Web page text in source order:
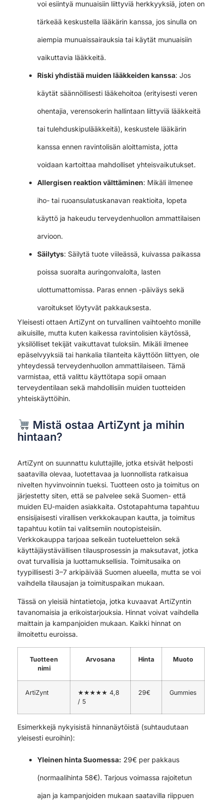
voi esiintyä munuaisiin liittyviä herkkyyksiä, joten on
tärkeää keskustella lääkärin kanssa, jos sinulla on
aiempia munuaissairauksia tai käytät munuaisiin
vaikuttavia lääkkeitä.
Riski yhdistää muiden lääkkeiden kanssa: Jos
käytät säännöllisesti lääkehoitoa (erityisesti veren
ohentajia, verensokerin hallintaan liittyviä lääkkeitä
tai tulehduskipulääkkeitä), keskustele lääkärin
kanssa ennen ravintolisän aloittamista, jotta
voidaan kartoittaa mahdolliset yhteisvaikutukset.
Allergisen reaktion välttäminen: Mikäli ilmenee
iho- tai ruoansulatuskanavan reaktioita, lopeta
käyttö ja hakeudu terveydenhuollon ammattilaisen
arvioon.
Säilytys: Säilytä tuote viileässä, kuivassa paikassa
poissa suoralta auringonvalolta, lasten
ulottumattomissa. Paras ennen -päiväys sekä
varoitukset löytyvät pakkauksesta.
Yleisesti ottaen ArtiZynt on turvallinen vaihtoehto monille
aikuisille, mutta kuten kaikessa ravintolisien käytössä,
yksilölliset tekijät vaikuttavat tuloksiin. Mikäli ilmenee
epäselvyyksiä tai hankalia tilanteita käyttöön liittyen, ole
yhteydessä terveydenhuollon ammattilaiseen. Tämä
varmistaa, että valittu käyttötapa sopii omaan
terveydentilaan sekä mahdollisiin muiden tuotteiden
yhteiskäyttöihin.
Mistä ostaa ArtiZynt ja mihin
hintaan?
ArtiZynt on suunnattu kuluttajille, jotka etsivät helposti
saatavilla olevaa, luotettavaa ja luonnollista ratkaisua
nivelten hyvinvoinnin tueksi. Tuotteen osto ja toimitus on
järjestetty siten, että se palvelee sekä Suomen- että
muiden EU-maiden asiakkaita. Ostotapahtuma tapahtuu
ensisijaisesti virallisen verkkokaupan kautta, ja toimitus
tapahtuu kotiin tai valitsemiin noutopisteisiin.
Verkkokauppa tarjoaa selkeän tuoteluettelon sekä
käyttäjäystävällisen tilausprosessin ja maksutavat, jotka
ovat turvallisia ja luottamuksellisia. Toimitusaika on
tyypillisesti 3–7 arkipäivää Suomen alueella, mutta se voi
vaihdella tilausajan ja toimituspaikan mukaan.
Tässä on yleisiä hintatietoja, jotka kuvaavat ArtiZyntin
tavanomaisia ja erikoistarjouksia. Hinnat voivat vaihdella
maittain ja kampanjoiden mukaan. Kaikki hinnat on
ilmoitettu euroissa.
Tuotteen
nimi
Arvosana Hinta Muoto
ArtiZynt
★★★★★ 4,8
/ 5
29€ Gummies
Esimerkkejä nykyisistä hinnanäytöistä (suhtaudutaan
yleisesti euroihin):
Yleinen hinta Suomessa: 29€ per pakkaus
(normaalihinta 58€). Tarjous voimassa rajoitetun
ajan ja kampanjoiden mukaan saatavilla riippuen